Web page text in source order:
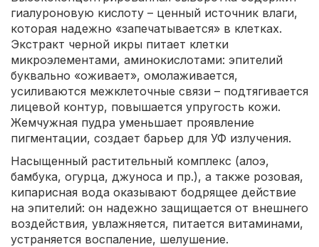
гиалуроновую кислоту – ценный источник влаги,
которая надежно «запечатывается» в клетках.
Экстракт черной икры питает клетки
микроэлементами, аминокислотами: эпителий
буквально «оживает», омолаживается,
усиливаются межклеточные связи – подтягивается
лицевой контур, повышается упругость кожи.
Жемчужная пудра уменьшает проявление
пигментации, создает барьер для УФ излучения.
Насыщенный растительный комплекс (алоэ,
бамбука, огурца, джуноса и пр.), а также розовая,
кипарисная вода оказывают бодрящее действие
на эпителий: он надежно защищается от внешнего
воздействия, увлажняется, питается витаминами,
устраняется воспаление, шелушение.